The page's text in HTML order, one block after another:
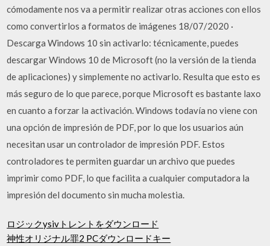
cómodamente nos va a permitir realizar otras acciones con ellos
como convertirlos a formatos de imágenes 18/07/2020 ·
Descarga Windows 10 sin activarlo: técnicamente, puedes
descargar Windows 10 de Microsoft (no la versión de la tienda
de aplicaciones) y simplemente no activarlo. Resulta que esto es
más seguro de lo que parece, porque Microsoft es bastante laxo
en cuanto a forzar la activación. Windows todavía no viene con
una opción de impresión de PDF, por lo que los usuarios aún
necesitan usar un controlador de impresión PDF. Estos
controladores te permiten guardar un archivo que puedes
imprimir como PDF, lo que facilita a cualquier computadora la
impresión del documento sin mucha molestia.
ロジックysivトレントをダウンロード
神性オリジナル罪2 PCダウンロードキー